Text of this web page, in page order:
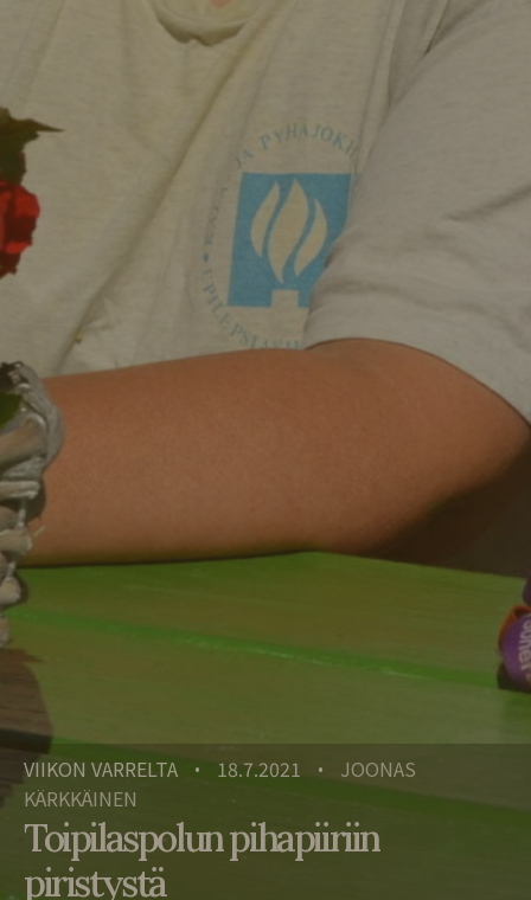
VIIKON VARRELTA • 18.7.2021 •
JOONAS
KÄRKKÄINEN
Toipilaspolun pihapiiriin
piristystä